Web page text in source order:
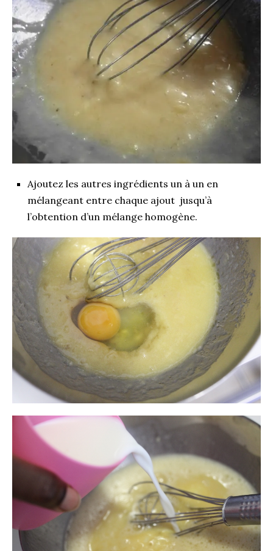
Ajoutez les autres ingrédients un à un en
mélangeant entre chaque ajout jusqu’à
l’obtention d’un mélange homogène.